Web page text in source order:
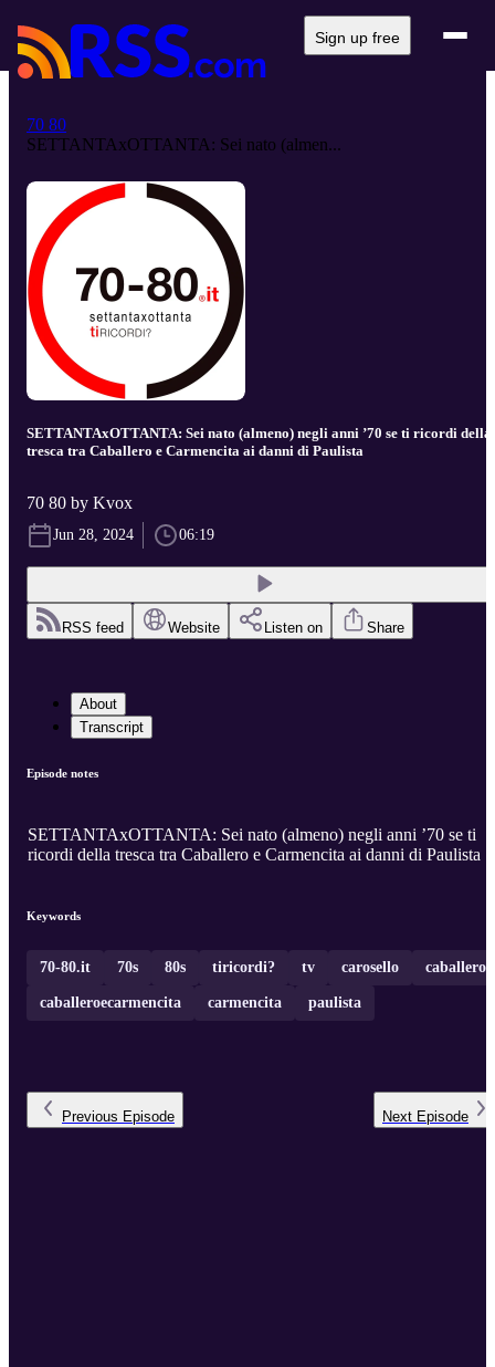
Sign up free
70 80
SETTANTAxOTTANTA: Sei nato (almen...
SETTANTAxOTTANTA: Sei nato (almeno) negli anni ’70 se ti ricordi della
tresca tra Caballero e Carmencita ai danni di Paulista
70 80 by Kvox
Jun 28, 2024 06:19
RSS feed Website Listen on Share
About
Transcript
Episode notes
SETTANTAxOTTANTA: Sei nato (almeno) negli anni ’70 se ti
ricordi della tresca tra Caballero e Carmencita ai danni di Paulista
Keywords
70-80.it 70s 80s tiricordi? tv carosello caballero
caballeroecarmencita carmencita paulista
Previous Episode Next Episode